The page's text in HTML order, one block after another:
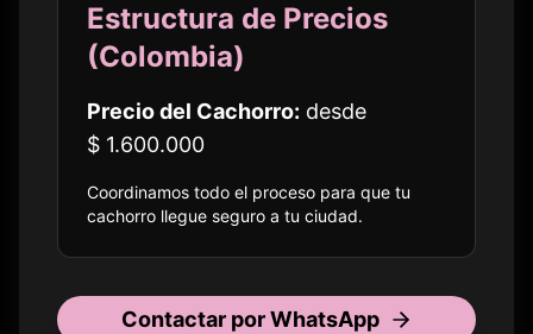
Estructura de Precios
(Colombia)
Precio del Cachorro: desde
$ 1.600.000
Coordinamos todo el proceso para que tu
cachorro llegue seguro a tu ciudad.
Contactar por WhatsApp